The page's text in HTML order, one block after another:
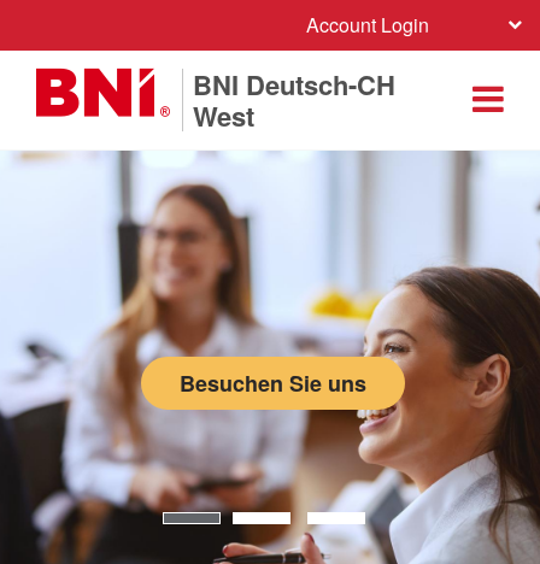
Account Login
BNI Deutsch-CH
West
Besuchen Sie uns